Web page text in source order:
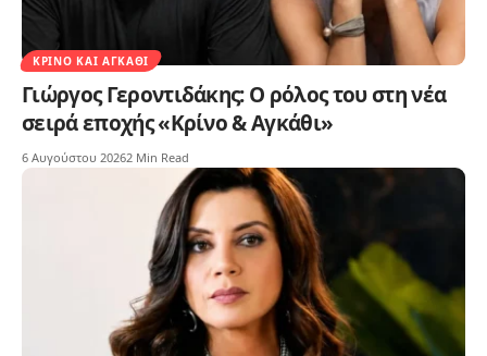
ΚΡΊΝΟ ΚΑΙ ΑΓΚΆΘΙ
Γιώργος Γεροντιδάκης: Ο ρόλος του στη νέα
σειρά εποχής «Κρίνο & Αγκάθι»
6 Αυγούστου 20262 Min Read